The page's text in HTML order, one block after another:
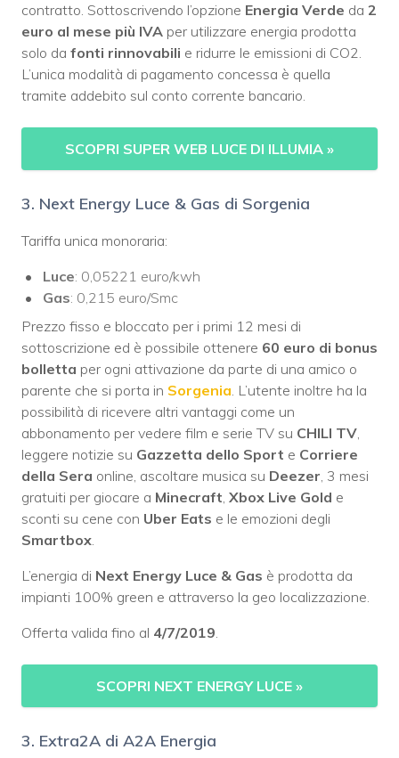
contratto. Sottoscrivendo l’opzione Energia Verde da 2
euro al mese più IVA per utilizzare energia prodotta
solo da fonti rinnovabili e ridurre le emissioni di CO2.
L’unica modalità di pagamento concessa è quella
tramite addebito sul conto corrente bancario.
SCOPRI SUPER WEB LUCE DI ILLUMIA »
3. Next Energy Luce & Gas di Sorgenia
Tariffa unica monoraria:
Luce: 0,05221 euro/kwh
Gas: 0,215 euro/Smc
Prezzo fisso e bloccato per i primi 12 mesi di
sottoscrizione ed è possibile ottenere 60 euro di bonus
bolletta per ogni attivazione da parte di una amico o
parente che si porta in Sorgenia. L’utente inoltre ha la
possibilità di ricevere altri vantaggi come un
abbonamento per vedere film e serie TV su CHILI TV,
leggere notizie su Gazzetta dello Sport e Corriere
della Sera online, ascoltare musica su Deezer, 3 mesi
gratuiti per giocare a Minecraft, Xbox Live Gold e
sconti su cene con Uber Eats e le emozioni degli
Smartbox.
L’energia di Next Energy Luce & Gas è prodotta da
impianti 100% green e attraverso la geo localizzazione.
Offerta valida fino al 4/7/2019.
SCOPRI NEXT ENERGY LUCE »
3. Extra2A di A2A Energia